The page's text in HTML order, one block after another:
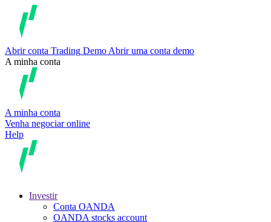
Abrir conta Trading Demo Abrir uma conta demo
A minha conta
A minha conta
Venha negociar online
Help
Investir
Conta OANDA
OANDA stocks account